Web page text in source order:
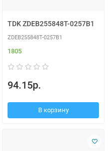
TDK ZDEB255848T-0257B1
ZDEB255848T-0257B1
1805
94.15р.
В корзину